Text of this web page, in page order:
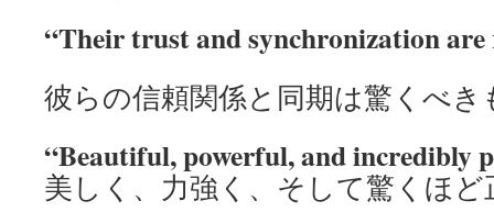
“Their trust and synchronization
彼らの信頼関係と同期は驚くべき
“Beautiful, powerful, and incredibly
美しく、力強く、そして驚くほど